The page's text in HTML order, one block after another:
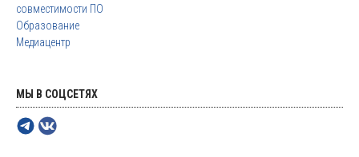
совместимости ПО
Образование
Медиацентр
МЫ В СОЦСЕТЯХ